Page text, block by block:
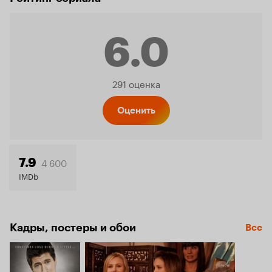
6.0
Рейтинг
291 оценка
Оценить
7.9 4 600
IMDb
Кадры, постеры и обои Все